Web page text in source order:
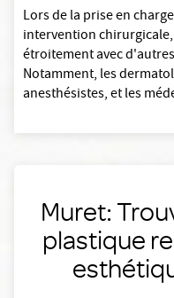
Lors de la prise en
intervention
étroitement avec
Notamment, les
anesthésistes, et les
Muret:
plastique